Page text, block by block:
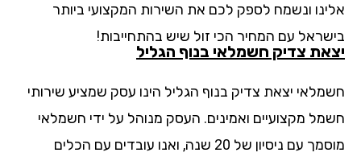
ונשמח לספק לכם את השירות המקצועי ביותר
עם המחיר הכי זול שיש בהתחייבות!
צדיק חשמלאי בנוף הגליל
יצאת צדיק בנוף הגליל הינו עסק שמציע שירותי
מקצועיים ואמינים. העסק מנוהל על ידי חשמלאי
מוסמך עם ניסיון של 20 שנה, ואנו עובדים עם הכלים